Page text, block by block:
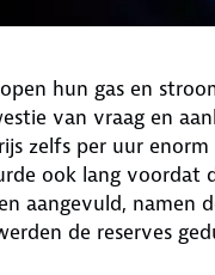
hun gas en
van vraag en
zelfs per uur
ook lang voordat
aangevuld, namen
de reserves